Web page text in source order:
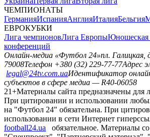
ЧЕМПИОНАТЫ
ГерманияИспанияАнглияИталияБельгия
ЕВРОКУБКИ
Лига чемпионовЛига Европы
конференций
Онлайн-медиа «Футбол 24»пл. Галицкая,
79008Телефон +380 (32) 229-77-77Адрес
legal@24tv.com.uaИдентификатор
субъектов в сфере медиа — R40-06058
21+Материалы сайта предназначены для
При цитировании и использовании
на "Футбол 24" обязательна. При
использовании в сети Интернет
football24.ua
обязательное. Материалы